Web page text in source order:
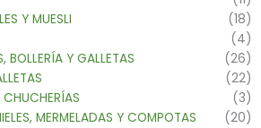
Y MUESLI
(18)
(4)
BOLLERÍA Y GALLETAS
(26)
(22)
(3)
MERMELADAS Y COMPOTAS
(20)